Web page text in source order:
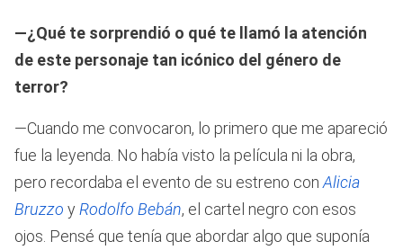
—¿Qué te sorprendió o qué te llamó la atención
de este personaje tan icónico del género de
terror?
—Cuando me convocaron, lo primero que me apareció
fue la leyenda. No había visto la película ni la obra,
pero recordaba el evento de su estreno con Alicia
Bruzzo yRodolfo Bebán, el cartel negro con esos
ojos. Pensé que tenía que abordar algo que suponía